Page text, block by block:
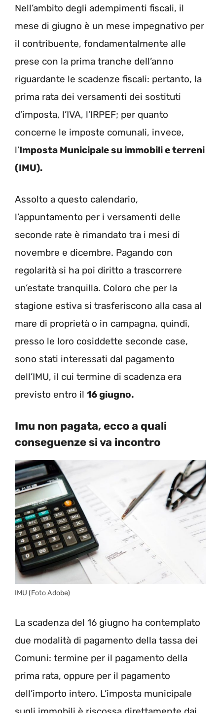
Nell’ambito degli adempimenti fiscali, il
mese di giugno è un mese impegnativo per
il contribuente, fondamentalmente alle
prese con la prima tranche dell’anno
riguardante le scadenze fiscali: pertanto, la
prima rata dei versamenti dei sostituti
d’imposta, l’IVA, l’IRPEF; per quanto
concerne le imposte comunali, invece,
l’Imposta Municipale su immobili e terreni
(IMU).
Assolto a questo calendario,
l’appuntamento per i versamenti delle
seconde rate è rimandato tra i mesi di
novembre e dicembre. Pagando con
regolarità si ha poi diritto a trascorrere
un’estate tranquilla. Coloro che per la
stagione estiva si trasferiscono alla casa al
mare di proprietà o in campagna, quindi,
presso le loro cosiddette seconde case,
sono stati interessati dal pagamento
dell’IMU, il cui termine di scadenza era
previsto entro il 16 giugno.
Imu non pagata, ecco a quali
conseguenze si va incontro
IMU (Foto Adobe)
La scadenza del 16 giugno ha contemplato
due modalità di pagamento della tassa dei
Comuni: termine per il pagamento della
prima rata, oppure per il pagamento
dell’importo intero. L’imposta municipale